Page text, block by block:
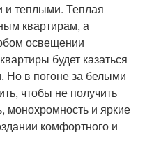
и теплыми. Теплая
квартирам, а
освещении
будет казаться
в погоне за белыми
чтобы не получить
монохромность и яркие
комфортного и